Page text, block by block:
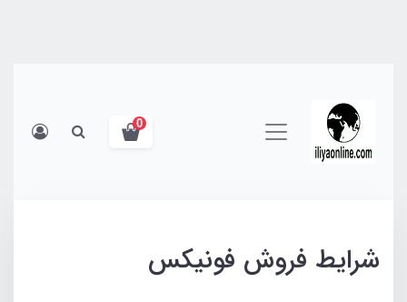
0
شرایط فروش فونیکس